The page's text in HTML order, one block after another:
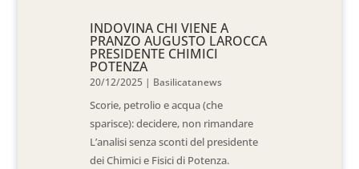
INDOVINA CHI VIENE A
PRANZO AUGUSTO LAROCCA
PRESIDENTE CHIMICI
POTENZA
20/12/2025 | Basilicatanews
Scorie, petrolio e acqua (che
sparisce): decidere, non rimandare
L’analisi senza sconti del presidente
dei Chimici e Fisici di Potenza.